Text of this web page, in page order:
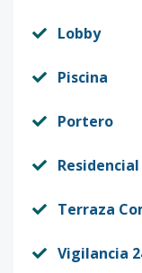
Lobby
Piscina
Portero
Terraza
Vigilancia